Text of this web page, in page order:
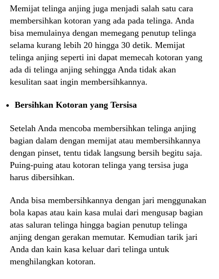
Memijat telinga anjing juga menjadi salah satu cara
membersihkan kotoran yang ada pada telinga. Anda
bisa memulainya dengan memegang penutup telinga
selama kurang lebih 20 hingga 30 detik. Memijat
telinga anjing seperti ini dapat memecah kotoran yang
ada di telinga anjing sehingga Anda tidak akan
kesulitan saat ingin membersihkannya.
Bersihkan Kotoran yang Tersisa
Setelah Anda mencoba membersihkan telinga anjing
bagian dalam dengan memijat atau membersihkannya
dengan pinset, tentu tidak langsung bersih begitu saja.
Puing-puing atau kotoran telinga yang tersisa juga
harus dibersihkan.
Anda bisa membersihkannya dengan jari menggunakan
bola kapas atau kain kasa mulai dari mengusap bagian
atas saluran telinga hingga bagian penutup telinga
anjing dengan gerakan memutar. Kemudian tarik jari
Anda dan kain kasa keluar dari telinga untuk
menghilangkan kotoran.